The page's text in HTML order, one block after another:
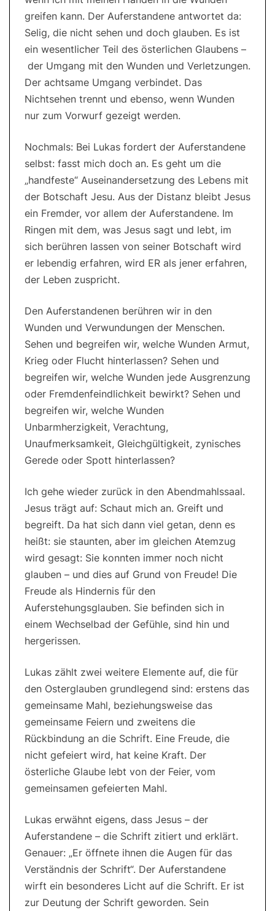
greifen kann. Der Auferstandene antwortet da:
Selig, die nicht sehen und doch glauben. Es ist
ein wesentlicher Teil des österlichen Glaubens –
der Umgang mit den Wunden und Verletzungen.
Der achtsame Umgang verbindet. Das
Nichtsehen trennt und ebenso, wenn Wunden
nur zum Vorwurf gezeigt werden.
Nochmals: Bei Lukas fordert der Auferstandene
selbst: fasst mich doch an. Es geht um die
„handfeste“ Auseinandersetzung des Lebens mit
der Botschaft Jesu. Aus der Distanz bleibt Jesus
ein Fremder, vor allem der Auferstandene. Im
Ringen mit dem, was Jesus sagt und lebt, im
sich berühren lassen von seiner Botschaft wird
er lebendig erfahren, wird ER als jener erfahren,
der Leben zuspricht.
Den Auferstandenen berühren wir in den
Wunden und Verwundungen der Menschen.
Sehen und begreifen wir, welche Wunden Armut,
Krieg oder Flucht hinterlassen? Sehen und
begreifen wir, welche Wunden jede Ausgrenzung
oder Fremdenfeindlichkeit bewirkt? Sehen und
begreifen wir, welche Wunden
Unbarmherzigkeit, Verachtung,
Unaufmerksamkeit, Gleichgültigkeit, zynisches
Gerede oder Spott hinterlassen?
Ich gehe wieder zurück in den Abendmahlssaal.
Jesus trägt auf: Schaut mich an. Greift und
begreift. Da hat sich dann viel getan, denn es
heißt: sie staunten, aber im gleichen Atemzug
wird gesagt: Sie konnten immer noch nicht
glauben – und dies auf Grund von Freude! Die
Freude als Hindernis für den
Auferstehungsglauben. Sie befinden sich in
einem Wechselbad der Gefühle, sind hin und
hergerissen.
Lukas zählt zwei weitere Elemente auf, die für
den Osterglauben grundlegend sind: erstens das
gemeinsame Mahl, beziehungsweise das
gemeinsame Feiern und zweitens die
Rückbindung an die Schrift. Eine Freude, die
nicht gefeiert wird, hat keine Kraft. Der
österliche Glaube lebt von der Feier, vom
gemeinsamen gefeierten Mahl.
Lukas erwähnt eigens, dass Jesus – der
Auferstandene – die Schrift zitiert und erklärt.
Genauer: „Er öffnete ihnen die Augen für das
Verständnis der Schrift“. Der Auferstandene
wirft ein besonderes Licht auf die Schrift. Er ist
zur Deutung der Schrift geworden. Sein